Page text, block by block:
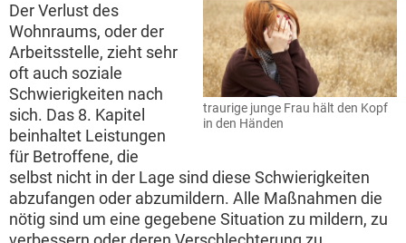
traurige junge Frau hält den Kopf
in den Händen
Der Verlust des
Wohnraums, oder der
Arbeitsstelle, zieht sehr
oft auch soziale
Schwierigkeiten nach
sich. Das 8. Kapitel
beinhaltet Leistungen
für Betroffene, die
selbst nicht in der Lage sind diese Schwierigkeiten
abzufangen oder abzumildern. Alle Maßnahmen die
nötig sind um eine gegebene Situation zu mildern, zu